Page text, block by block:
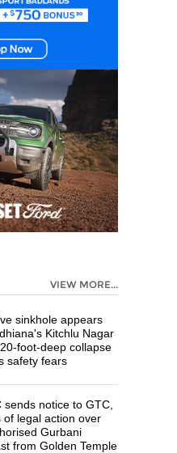
VIEW MORE...
sinkhole appears
Kitchlu Nagar
foot-deep collapse
safety fears
sends notice to GTC,
of legal action over
Gurbani
from Golden Temple